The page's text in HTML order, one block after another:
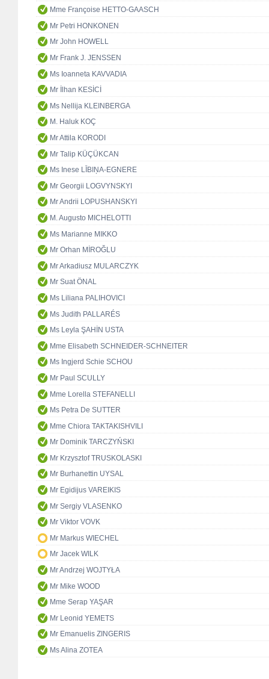
Mme Françoise HETTO-GAASCH
Mr Petri HONKONEN
Mr John HOWELL
Mr Frank J. JENSSEN
Ms Ioanneta KAVVADIA
Mr İlhan KESİCİ
Ms Nellija KLEINBERGA
M. Haluk KOÇ
Mr Attila KORODI
Mr Talip KÜÇÜKCAN
Ms Inese LĪBIŅA-EGNERE
Mr Georgii LOGVYNSKYI
Mr Andrii LOPUSHANSKYI
M. Augusto MICHELOTTI
Ms Marianne MIKKO
Mr Orhan MİROĞLU
Mr Arkadiusz MULARCZYK
Mr Suat ÖNAL
Ms Liliana PALIHOVICI
Ms Judith PALLARÉS
Ms Leyla ŞAHİN USTA
Mme Elisabeth SCHNEIDER-SCHNEITER
Ms Ingjerd Schie SCHOU
Mr Paul SCULLY
Mme Lorella STEFANELLI
Ms Petra De SUTTER
Mme Chiora TAKTAKISHVILI
Mr Dominik TARCZYŃSKI
Mr Krzysztof TRUSKOLASKI
Mr Burhanettin UYSAL
Mr Egidijus VAREIKIS
Mr Sergiy VLASENKO
Mr Viktor VOVK
Mr Markus WIECHEL
Mr Jacek WILK
Mr Andrzej WOJTYŁA
Mr Mike WOOD
Mme Serap YAŞAR
Mr Leonid YEMETS
Mr Emanuelis ZINGERIS
Ms Alina ZOTEA